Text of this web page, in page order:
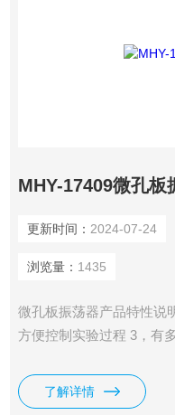
MHY-17409微孔板
更新时间： 2024-07-24
浏览量： 1435
微孔板振荡器产品特性说
方便控制实验过程 3，有
善振荡稳定性，有效防止
可同时处理四块梅标板 6
了解详情